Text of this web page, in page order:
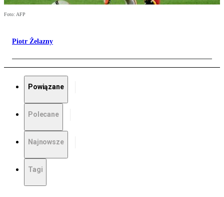
Foto: AFP
Piotr Żelazny
Powiązane
Polecane
Najnowsze
Tagi